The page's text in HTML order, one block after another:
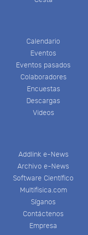
Calendario
Eventos
Eventos pasados
Colaboradores
Encuestas
Descargas
Videos
Addlink e-News
Archivo e-News
Software Científico
Multifisica.com
Síganos
Contáctenos
Empresa